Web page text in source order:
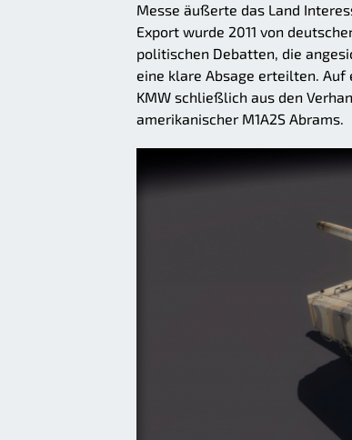
Messe äußerte das Land
Export wurde 2011 von
politischen Debatten, die
eine klare Absage erteilten. Auf
KMW schließlich aus den
amerikanischer M1A2S Abrams.